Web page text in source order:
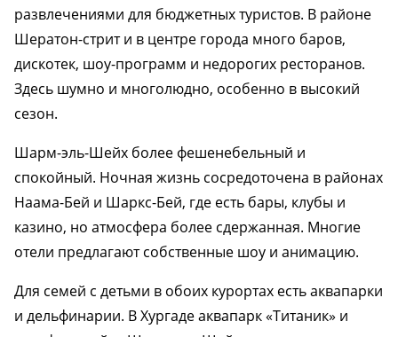
развлечениями для бюджетных туристов. В районе
Шератон-стрит и в центре города много баров,
дискотек, шоу-программ и недорогих ресторанов.
Здесь шумно и многолюдно, особенно в высокий
сезон.
Шарм-эль-Шейх более фешенебельный и
спокойный. Ночная жизнь сосредоточена в районах
Наама-Бей и Шаркс-Бей, где есть бары, клубы и
казино, но атмосфера более сдержанная. Многие
отели предлагают собственные шоу и анимацию.
Для семей с детьми в обоих курортах есть аквапарки
и дельфинарии. В Хургаде аквапарк «Титаник» и